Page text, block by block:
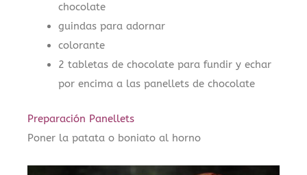
chocolate
guindas para adornar
colorante
2 tabletas de chocolate para fundir y echar
por encima a las panellets de chocolate
Preparación Panellets
Poner la patata o boniato al horno